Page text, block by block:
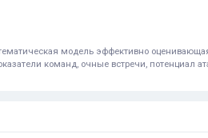
модель эффективно
команд, очные встречи, потенциал